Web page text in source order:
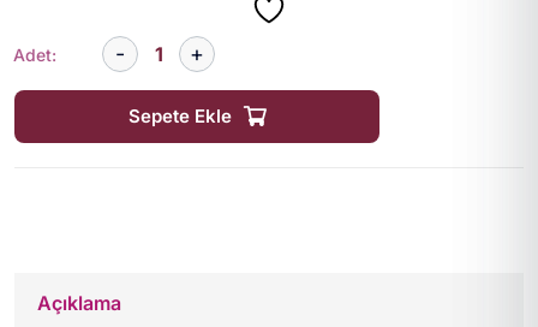
Adet:
Sepete Ekle
Açıklama